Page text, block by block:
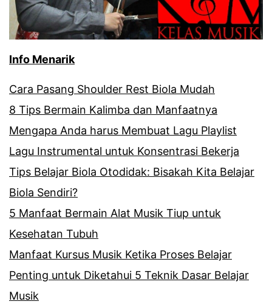
Info Menarik
Cara Pasang Shoulder Rest Biola Mudah
8 Tips Bermain Kalimba dan Manfaatnya
Mengapa Anda harus Membuat Lagu Playlist
Lagu Instrumental untuk Konsentrasi Bekerja
Tips Belajar Biola Otodidak: Bisakah Kita Belajar
Biola Sendiri?
5 Manfaat Bermain Alat Musik Tiup untuk
Kesehatan Tubuh
Manfaat Kursus Musik Ketika Proses Belajar
Penting untuk Diketahui 5 Teknik Dasar Belajar
Musik